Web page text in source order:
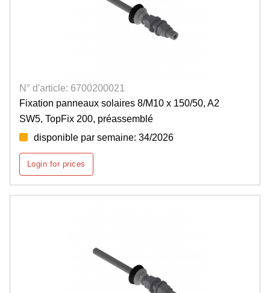
N° d'article: 6700200021
Fixation panneaux solaires 8/M10 x 150/50, A2
SW5, TopFix 200, préassemblé
disponible par semaine: 34/2026
Login for prices